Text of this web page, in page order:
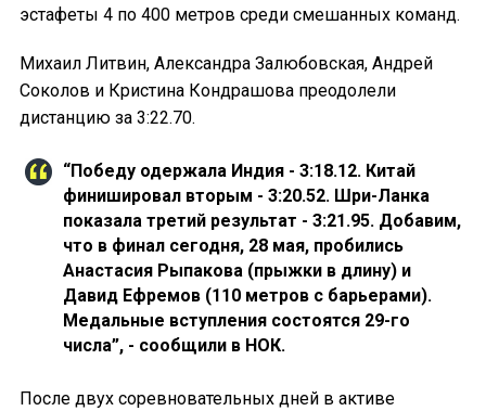
эстафеты 4 по 400 метров среди смешанных команд.
Михаил Литвин, Александра Залюбовская, Андрей
Соколов и Кристина Кондрашова преодолели
дистанцию за 3:22.70.
“Победу одержала Индия - 3:18.12. Китай
финишировал вторым - 3:20.52. Шри-Ланка
показала третий результат - 3:21.95. Добавим,
что в финал сегодня, 28 мая, пробились
Анастасия Рыпакова (прыжки в длину) и
Давид Ефремов (110 метров с барьерами).
Медальные вступления состоятся 29-го
числа”, - сообщили в НОК.
После двух соревновательных дней в активе